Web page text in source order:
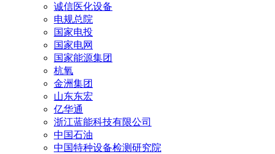
诚信医化设备
电规总院
国家电投
国家电网
国家能源集团
杭氧
金洲集团
山东东宏
亿华通
浙江蓝能科技有限公司
中国石油
中国特种设备检测研究院